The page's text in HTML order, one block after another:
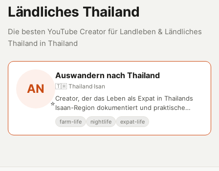
Ländliches Thailand
Die besten YouTube Creator für Landleben & Ländliches
Thailand in Thailand
AN
⭐
Auswandern nach Thailand
🇹🇭 Thailand·Isan
Creator, der das Leben als Expat in Thailands
Isaan-Region dokumentiert und praktische
Tipps für Auswanderer teilt.
farm-life nightlife expat-life